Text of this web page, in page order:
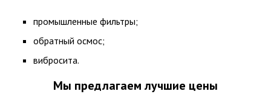
промышленные фильтры;
обратный осмос;
вибросита.
Мы предлагаем лучшие цены